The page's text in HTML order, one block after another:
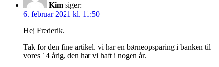
Kim siger:
6. februar 2021 kl. 11:50
Hej Frederik.
Tak for den fine artikel, vi har en børneopsparing i banken til
vores 14 årig, den har vi haft i nogen år.